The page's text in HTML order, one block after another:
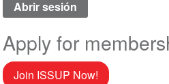
Apply for
Join ISSUP Now!